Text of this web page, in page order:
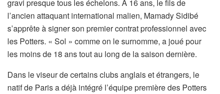
gravi presque tous les échelons. À 16 ans, le fils de
l’ancien attaquant international malien, Mamady Sidibé
s’apprête à signer son premier contrat professionnel avec
les Potters. « Sol » comme on le surnomme, a joué pour
les moins de 18 ans tout au long de la saison dernière.
Dans le viseur de certains clubs anglais et étrangers, le
natif de Paris a déjà intégré l’équipe première des Potters